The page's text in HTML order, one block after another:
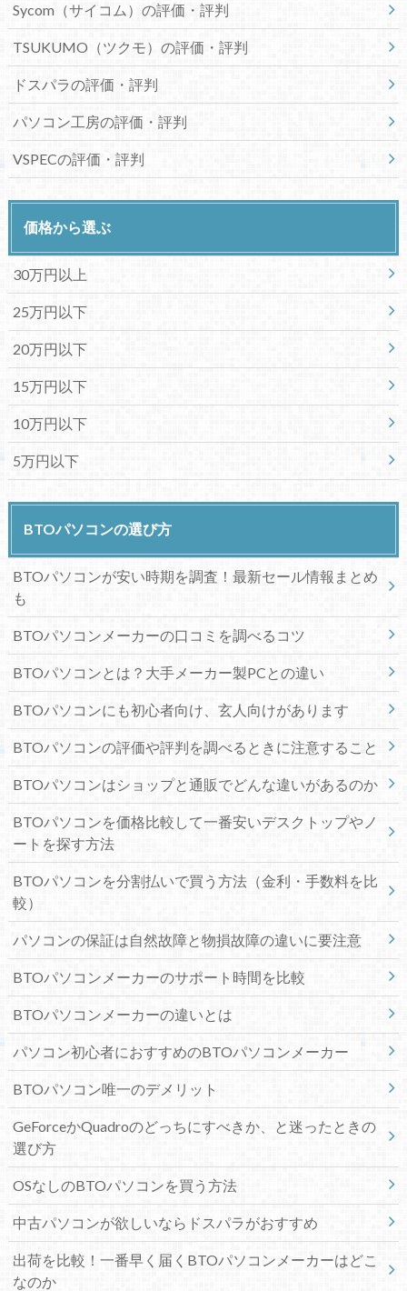
Sycom（サイコム）の評価・評判
TSUKUMO（ツクモ）の評価・評判
ドスパラの評価・評判
パソコン工房の評価・評判
VSPECの評価・評判
価格から選ぶ
30万円以上
25万円以下
20万円以下
15万円以下
10万円以下
5万円以下
BTOパソコンの選び方
BTOパソコンが安い時期を調査！最新セール情報まとめ
も
BTOパソコンメーカーの口コミを調べるコツ
BTOパソコンとは？大手メーカー製PCとの違い
BTOパソコンにも初心者向け、玄人向けがあります
BTOパソコンの評価や評判を調べるときに注意すること
BTOパソコンはショップと通販でどんな違いがあるのか
BTOパソコンを価格比較して一番安いデスクトップやノ
ートを探す方法
BTOパソコンを分割払いで買う方法（金利・手数料を比
較）
パソコンの保証は自然故障と物損故障の違いに要注意
BTOパソコンメーカーのサポート時間を比較
BTOパソコンメーカーの違いとは
パソコン初心者におすすめのBTOパソコンメーカー
BTOパソコン唯一のデメリット
GeForceかQuadroのどっちにすべきか、と迷ったときの
選び方
OSなしのBTOパソコンを買う方法
中古パソコンが欲しいならドスパラがおすすめ
出荷を比較！一番早く届くBTOパソコンメーカーはどこ
なのか